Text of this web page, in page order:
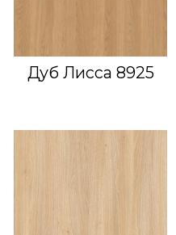
Дуб Лисса 8925